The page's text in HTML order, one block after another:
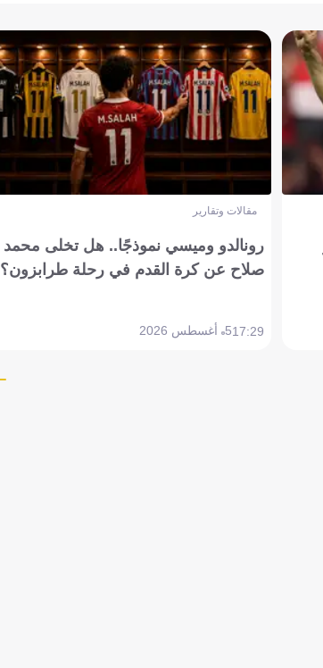
مقالات وتقارير
رونالدو وميسي نموذجًا.. هل تخلى محمد
صلاح عن كرة القدم في رحلة طرابزون؟
17:295 أغسطس 2026